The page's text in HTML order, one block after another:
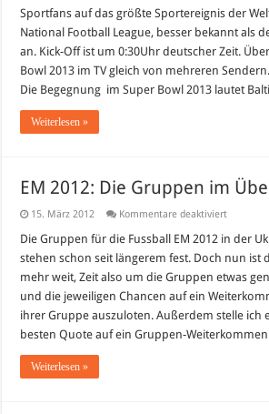
Sportfans auf das größte Sportereignis der
National Football League, besser bekannt als
an. Kick-Off ist um 0:30Uhr deutscher Zeit.
Bowl 2013 im TV gleich von mehreren
Die Begegnung im Super Bowl 2013 lautet
Weiterlesen »
EM 2012: Die Gruppen im
15. März 2012 Kommentare deaktiviertfür
2012:
Gruppen
im
Überblick
Die Gruppen für die Fussball EM 2012 in der
stehen schon seit längerem fest. Doch nun ist
mehr weit, Zeit also um die Gruppen etwas
und die jeweiligen Chancen auf ein
ihrer Gruppe auszuloten. Außerdem stelle ich
besten Quote auf ein Gruppen-
Weiterlesen »